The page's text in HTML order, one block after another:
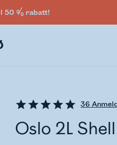
50 % rabatt!
36
Oslo 2L